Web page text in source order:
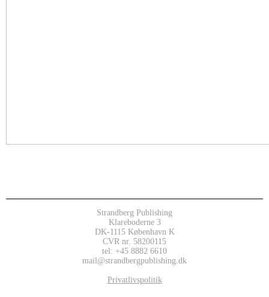
Strandberg Publishing
Klareboderne 3
DK-1115 København K
CVR nr. 58200115
tel: +45 8882 6610
mail@strandbergpublishing.dk
Privatlivspolitik